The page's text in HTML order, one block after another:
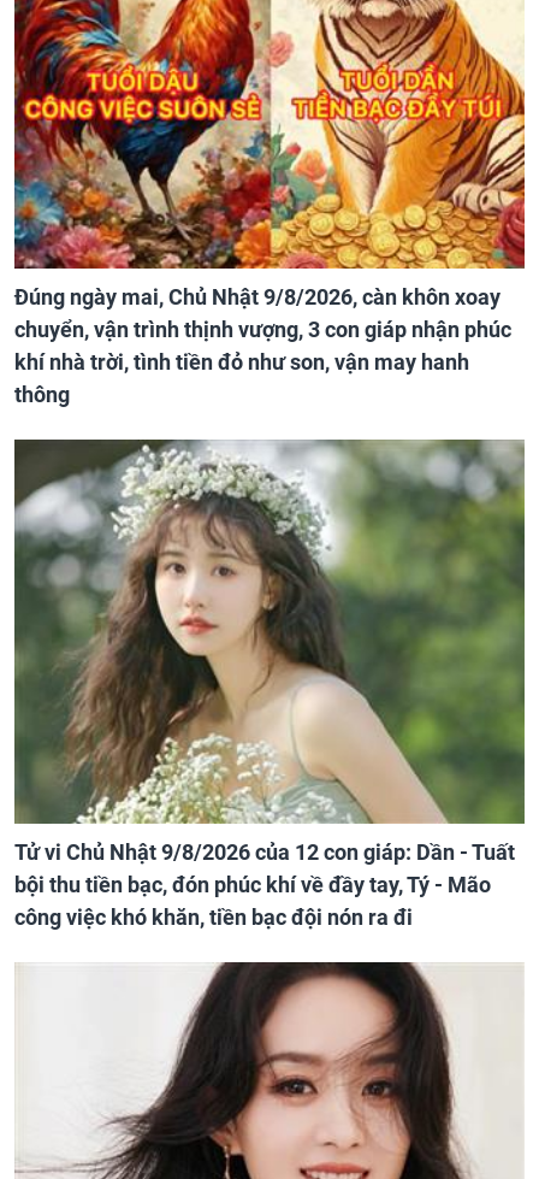
Đúng ngày mai, Chủ Nhật 9/8/2026, càn khôn xoay
chuyển, vận trình thịnh vượng, 3 con giáp nhận phúc
khí nhà trời, tình tiền đỏ như son, vận may hanh
thông
Tử vi Chủ Nhật 9/8/2026 của 12 con giáp: Dần - Tuất
bội thu tiền bạc, đón phúc khí về đầy tay, Tý - Mão
công việc khó khăn, tiền bạc đội nón ra đi